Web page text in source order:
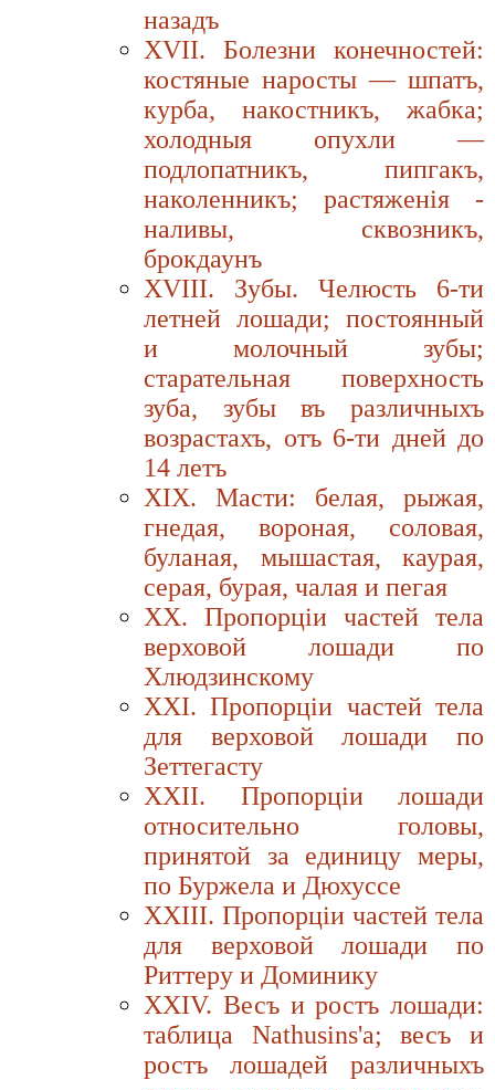
назадъ
XVII. Болезни конечностей:
костяные наросты — шпатъ,
курба, накостникъ, жабка;
холодныя опухли —
подлопатникъ, пипгакъ,
наколенникъ; растяженiя -
наливы, сквозникъ,
брокдаунъ
XVIII. Зубы. Челюсть 6-ти
летней лошади; постоянный
и молочный зубы;
старательная поверхность
зуба, зубы въ различныхъ
возрастахъ, отъ 6-ти дней до
14 летъ
XIX. Масти: белая, рыжая,
гнедая, вороная, соловая,
буланая, мышастая, каурая,
серая, бурая, чалая и пегая
XX. Пропорцiи частей тела
верховой лошади по
Хлюдзинскому
XXI. Пропорцiи частей тела
для верховой лошади по
Зеттегасту
XXII. Пропорцiи лошади
относительно головы,
принятой за единицу меры,
по Буржела и Дюхуссе
XXIII. Пропорцiи частей тела
для верховой лошади по
Риттеру и Доминику
XXIV. Весъ и ростъ лошади:
таблица Nathusins'а; весъ и
ростъ лошадей различныхъ